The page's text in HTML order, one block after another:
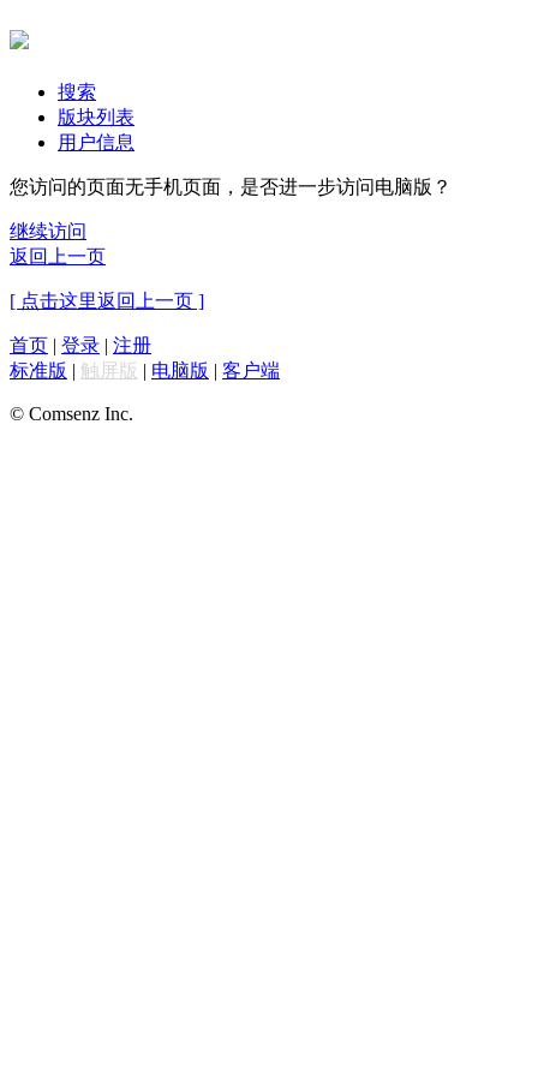
搜索
版块列表
用户信息
您访问的页面无手机页面，是否进一步访问电脑版？
继续访问
返回上一页
[ 点击这里返回上一页 ]
首页 | 登录 | 注册
标准版 | 触屏版 | 电脑版 | 客户端
© Comsenz Inc.